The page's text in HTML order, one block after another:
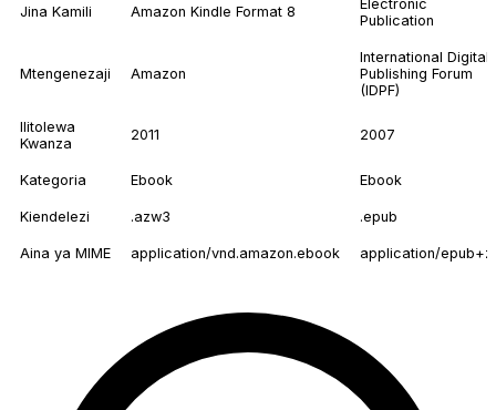
Jina Kamili Amazon Kindle Format 8
Electronic
Publication
Mtengenezaji Amazon
International Digital
Publishing Forum
(IDPF)
Ilitolewa
Kwanza
2011 2007
Kategoria Ebook Ebook
Kiendelezi .azw3 .epub
Aina ya MIME application/vnd.amazon.ebook application/